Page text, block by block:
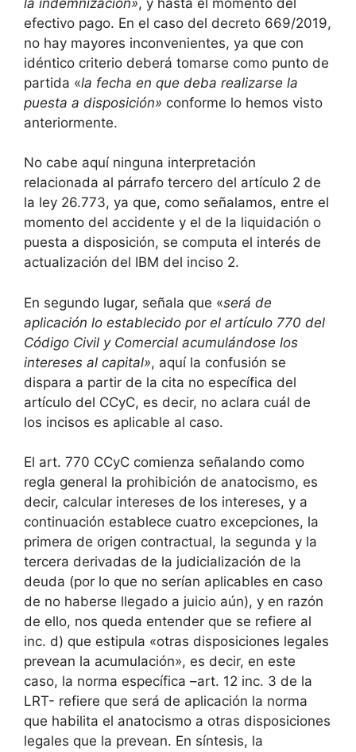
efectivo pago. En el caso del decreto 669/2019,
no hay mayores inconvenientes, ya que con
idéntico criterio deberá tomarse como punto de
partida «la fecha en que deba realizarse la
puesta a disposición» conforme lo hemos visto
anteriormente.
No cabe aquí ninguna interpretación
relacionada al párrafo tercero del artículo 2 de
la ley 26.773, ya que, como señalamos, entre el
momento del accidente y el de la liquidación o
puesta a disposición, se computa el interés de
actualización del IBM del inciso 2.
En segundo lugar, señala que «será de
aplicación lo establecido por el artículo 770 del
Código Civil y Comercial acumulándose los
intereses al capital», aquí la confusión se
dispara a partir de la cita no específica del
artículo del CCyC, es decir, no aclara cuál de
los incisos es aplicable al caso.
El art. 770 CCyC comienza señalando como
regla general la prohibición de anatocismo, es
decir, calcular intereses de los intereses, y a
continuación establece cuatro excepciones, la
primera de origen contractual, la segunda y la
tercera derivadas de la judicialización de la
deuda (por lo que no serían aplicables en caso
de no haberse llegado a juicio aún), y en razón
de ello, nos queda entender que se refiere al
inc. d) que estipula «otras disposiciones legales
prevean la acumulación», es decir, en este
caso, la norma específica –art. 12 inc. 3 de la
LRT- refiere que será de aplicación la norma
que habilita el anatocismo a otras disposiciones
legales que la prevean. En síntesis, la